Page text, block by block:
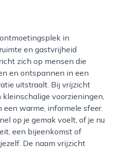
en gastvrijheid
zich op mensen die
en ontspannen in een
uitstraalt. Bij vrijzicht
voorzieningen,
warme, informele sfeer.
op je gemak voelt, of je nu
een bijeenkomst of
De naam vrijzicht